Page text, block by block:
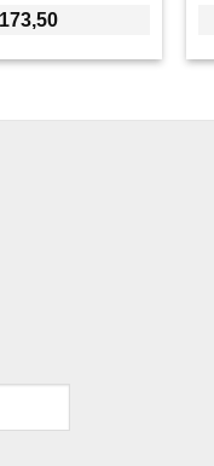
173,50